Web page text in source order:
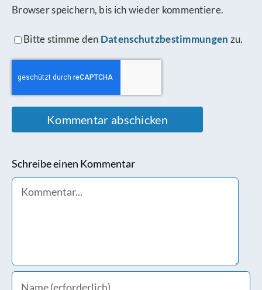
Browser speichern, bis ich wieder kommentiere.
Bitte stimme den Datenschutzbestimmungen zu.
Schreibe einen Kommentar
Comment